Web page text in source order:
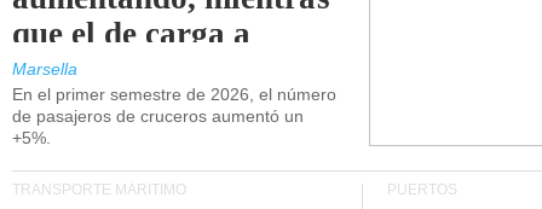
que el de carga a
granel está
disminuyendo.
Marsella
En el primer semestre de 2026, el número
de pasajeros de cruceros aumentó un
+5%.
TRANSPORTE MARÍTIMO PUERTOS